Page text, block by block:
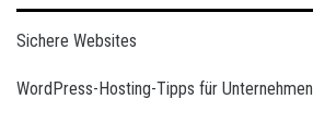
Sichere Websites
WordPress-Hosting-Tipps für Unternehmen